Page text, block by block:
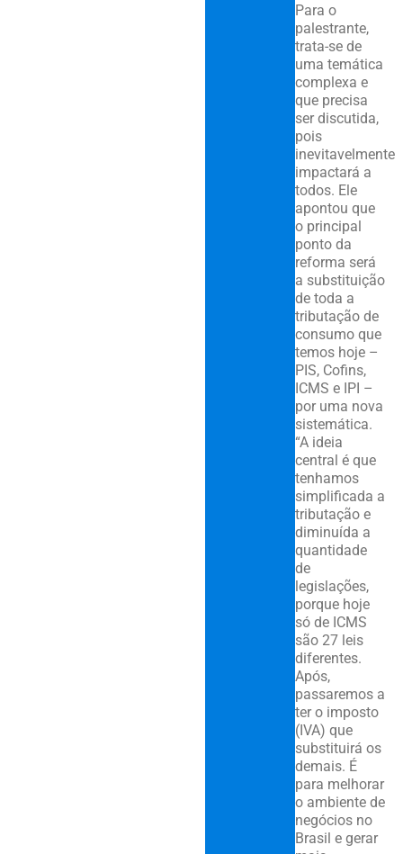
Para o
palestrante,
trata-se de
uma temática
complexa e
que precisa
ser discutida,
pois
inevitavelmente
impactará a
todos. Ele
apontou que
o principal
ponto da
reforma será
a substituição
de toda a
tributação de
consumo que
temos hoje –
PIS, Cofins,
ICMS e IPI –
por uma nova
sistemática.
“A ideia
central é que
tenhamos
simplificada a
tributação e
diminuída a
quantidade
de
legislações,
porque hoje
só de ICMS
são 27 leis
diferentes.
Após,
passaremos a
ter o imposto
(IVA) que
substituirá os
demais. É
para melhorar
o ambiente de
negócios no
Brasil e gerar